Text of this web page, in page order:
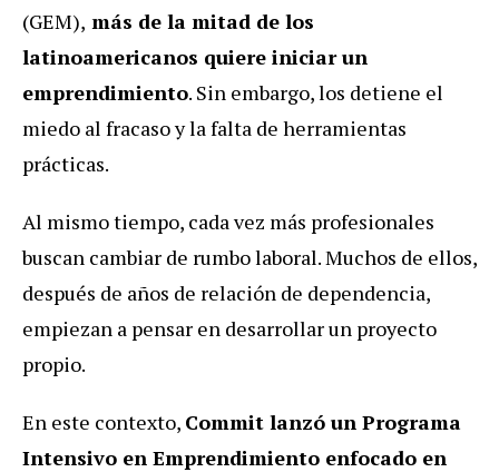
(GEM), más de la mitad de los
latinoamericanos quiere iniciar un
emprendimiento. Sin embargo, los detiene el
miedo al fracaso y la falta de herramientas
prácticas.
Al mismo tiempo, cada vez más profesionales
buscan cambiar de rumbo laboral. Muchos de ellos,
después de años de relación de dependencia,
empiezan a pensar en desarrollar un proyecto
propio.
En este contexto, Commit lanzó un Programa
Intensivo en Emprendimiento enfocado en